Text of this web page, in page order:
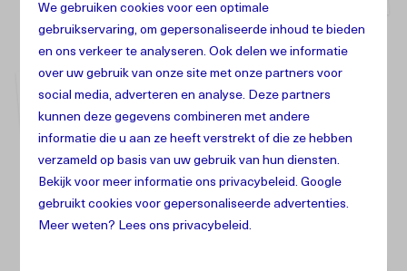
We gebruiken cookies voor een optimale
gebruikservaring, om gepersonaliseerde inhoud te bieden
en ons verkeer te analyseren. Ook delen we informatie
over uw gebruik van onze site met onze partners voor
social media, adverteren en analyse. Deze partners
kunnen deze gegevens combineren met andere
informatie die u aan ze heeft verstrekt of die ze hebben
verzameld op basis van uw gebruik van hun diensten.
Bekijk voor meer informatie onsprivacybeleid.Google
gebruikt cookies voor gepersonaliseerde advertenties.
Meer weten? Lees ons privacybeleid.